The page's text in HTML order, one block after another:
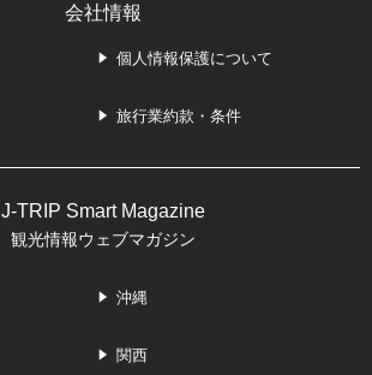
会社情報
個人情報保護について
旅行業約款・条件
J-TRIP Smart Magazine
観光情報ウェブマガジン
沖縄
関西